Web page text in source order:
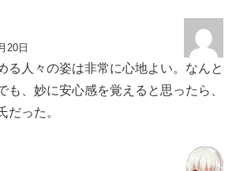
20日
る人々の姿は非常に心地よい。なんと
も、妙に安心感を覚えると思ったら、
だった。